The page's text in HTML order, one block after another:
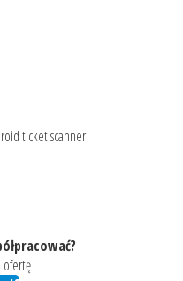
ticket scanner
ofertę